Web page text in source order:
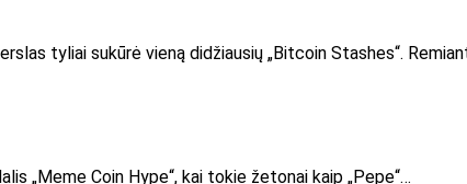
tyliai sukūrė vieną didžiausių „Bitcoin Stashes“.
„Meme Coin Hype“, kai tokie žetonai kaip „Pepe“…